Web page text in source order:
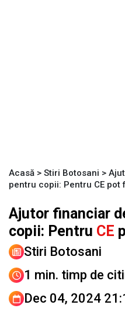
Acasă > Stiri Botosani >
pentru copii: Pentru CE
Ajutor financiar
copii: Pentru CE
Stiri Botosani
1 min. timp de
Dec 04, 2024